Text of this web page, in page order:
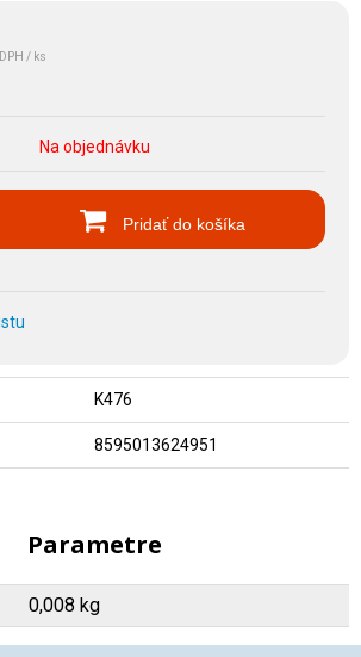
/ ks
Na objednávku
Pridať do košíka
K476
8595013624951
Parametre
0,008 kg